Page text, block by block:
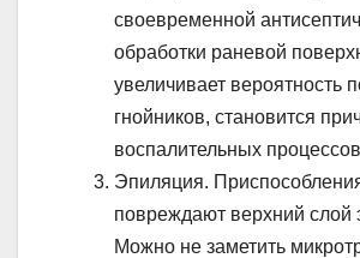
своевременной
обработки раневой
увеличивает вероятность
гнойников, становится
воспалительных
Эпиляция.
повреждают верхний слой
Можно не заметить